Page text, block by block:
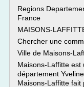
Regions
France
MAISONS-
Chercher une
Ville de Maisons-
Maisons-Laffitte est
département
Maisons-Laffitte